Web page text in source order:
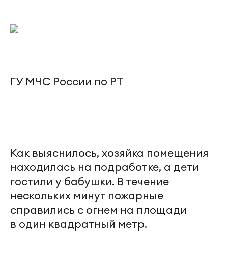
ГУ МЧС России по РТ
Как выяснилось, хозяйка помещения
находилась на подработке, а дети
гостили у бабушки. В течение
нескольких минут пожарные
справились с огнем на площади
в один квадратный метр.